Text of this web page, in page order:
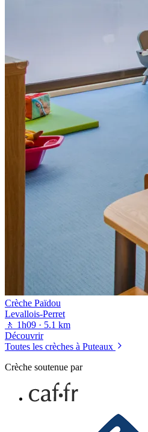
Crèche Païdou
Levallois-Perret
🚶 1h09 · 5.1 km
Découvrir
Toutes les crèches à Puteaux
Crèche soutenue par